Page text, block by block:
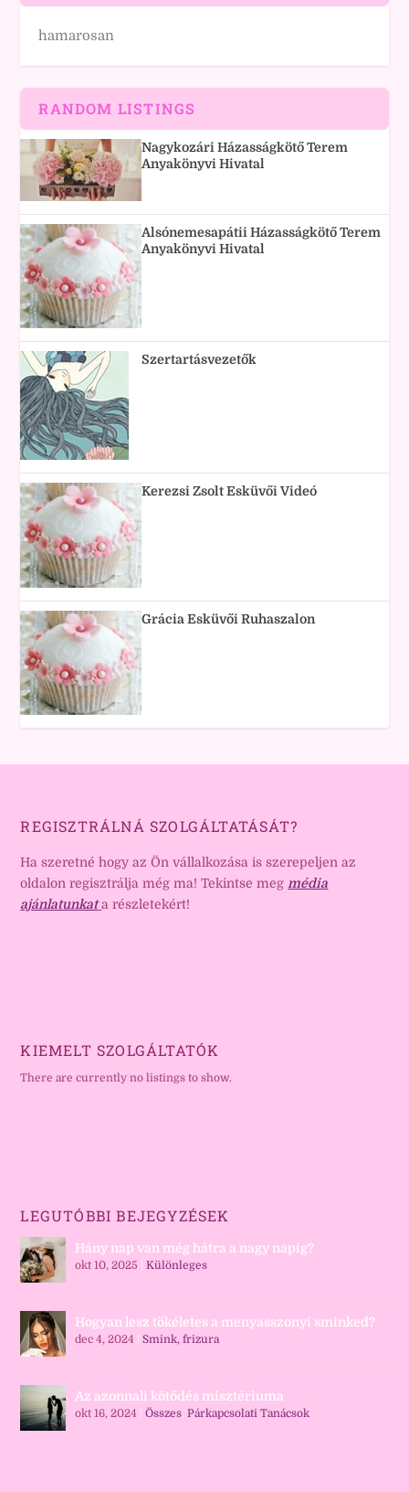
hamarosan
RANDOM LISTINGS
Nagykozári Házasságkötő Terem
Anyakönyvi Hivatal
Alsónemesapátii Házasságkötő Terem
Anyakönyvi Hivatal
Szertartásvezetők
Kerezsi Zsolt Esküvői Videó
Grácia Esküvői Ruhaszalon
REGISZTRÁLNÁ SZOLGÁLTATÁSÁT?
Ha szeretné hogy az Ön vállalkozása is szerepeljen az
oldalon regisztrálja még ma! Tekintse meg média
ajánlatunkat a részletekért!
KIEMELT SZOLGÁLTATÓK
There are currently no listings to show.
LEGUTÓBBI BEJEGYZÉSEK
Hány nap van még hátra a nagy napig?
okt 10, 2025 |Különleges
Hogyan lesz tökéletes a menyasszonyi sminked?
dec 4, 2024 |Smink, frizura
Az azonnali kötődés misztériuma
okt 16, 2024 |Összes,Párkapcsolati Tanácsok